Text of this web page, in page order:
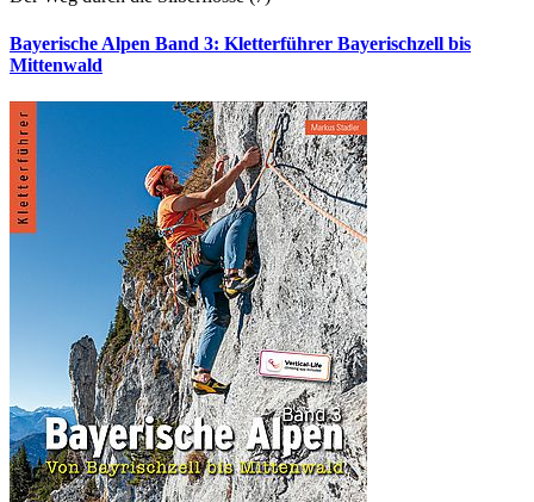
Bayerische Alpen Band 3: Kletterführer Bayerischzell bis
Mittenwald